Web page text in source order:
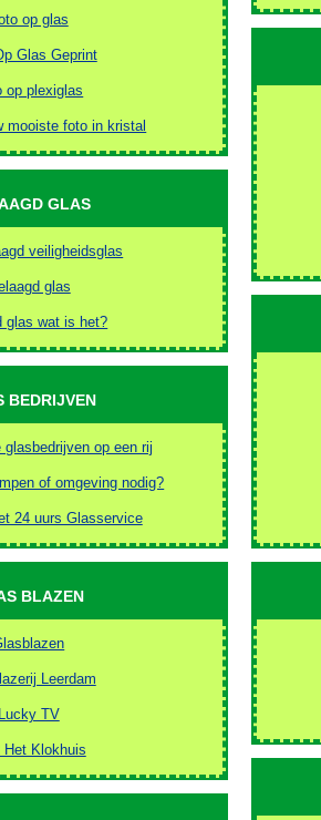
op glas
Glas Geprint
op plexiglas
mooiste foto in kristal
GLAS
veiligheidsglas
glas
glas wat is het?
BEDRIJVEN
glasbedrijven op een rij
of omgeving nodig?
24 uurs Glasservice
BLAZEN
Leerdam
Lucky TV
Het Klokhuis